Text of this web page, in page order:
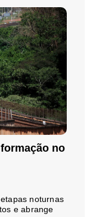
no
noturnas
e abrange